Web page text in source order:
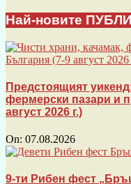
Най-новите
Предстоящият
фермерски пазари и
август 2026 г.)
On: 07.08.2026
9-ти Рибен фест